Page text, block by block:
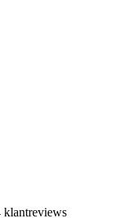
klantreviews